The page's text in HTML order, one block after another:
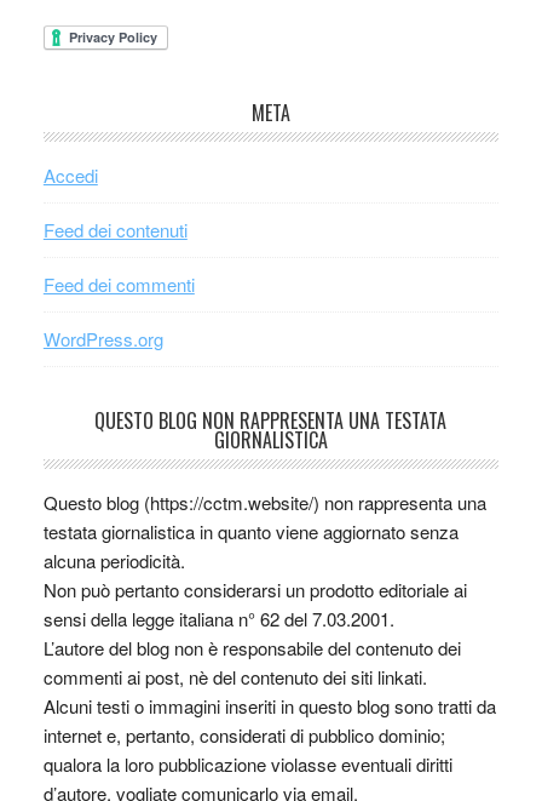
META
Accedi
Feed dei contenuti
Feed dei commenti
WordPress.org
QUESTO BLOG NON RAPPRESENTA UNA TESTATA
GIORNALISTICA
Questo blog (https://cctm.website/) non rappresenta una
testata giornalistica in quanto viene aggiornato senza
alcuna periodicità.
Non può pertanto considerarsi un prodotto editoriale ai
sensi della legge italiana n° 62 del 7.03.2001.
L’autore del blog non è responsabile del contenuto dei
commenti ai post, nè del contenuto dei siti linkati.
Alcuni testi o immagini inseriti in questo blog sono tratti da
internet e, pertanto, considerati di pubblico dominio;
qualora la loro pubblicazione violasse eventuali diritti
d’autore, vogliate comunicarlo via email.